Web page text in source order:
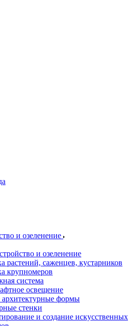
и озеленение
и озеленение
растений, саженцев, кустарников
крупномеров
система
освещение
формы
стенки
и создание искусственных